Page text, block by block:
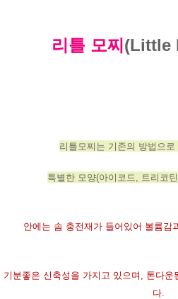
리틀 모찌 (Little
리틀모찌는 기존의 방법으
특별한 모양(아이코드, 트리코
안에는 솜 충전재가 들어있어 볼륨감
기분좋은 신축성을 가지고 있으며, 톤다
다.